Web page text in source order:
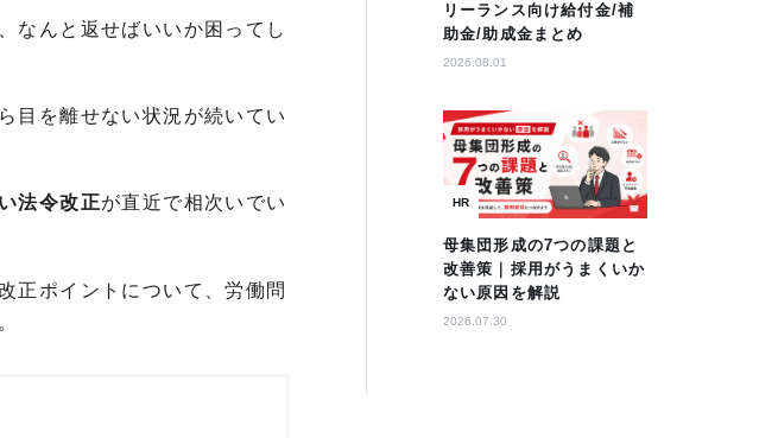
なんと返せばいいか困ってし
目を離せない状況が続いてい
法令改正が直近で相次いでい
正ポイントについて、労働問
リーランス向け給付金/補
助金/助成金まとめ
2026.08.01
HR
母集団形成の7つの課題と
改善策｜採用がうまくいか
ない原因を解説
2026.07.30